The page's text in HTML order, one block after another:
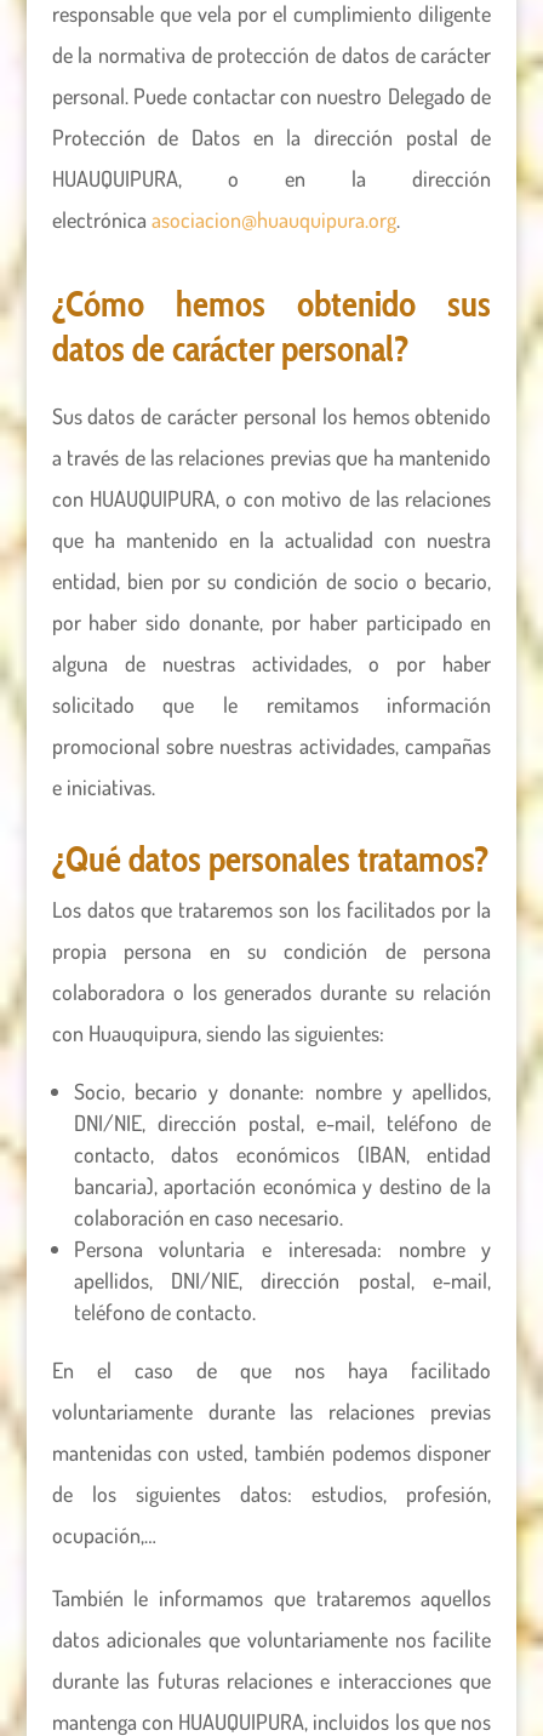
responsable que vela por el cumplimiento diligente
de la normativa de protección de datos de carácter
personal. Puede contactar con nuestro Delegado de
Protección de Datos en la dirección postal de
HUAUQUIPURA, o en la dirección
electrónica asociacion@huauquipura.org.
¿Cómo hemos obtenido sus
datos de carácter personal?
Sus datos de carácter personal los hemos obtenido
a través de las relaciones previas que ha mantenido
con HUAUQUIPURA, o con motivo de las relaciones
que ha mantenido en la actualidad con nuestra
entidad, bien por su condición de socio o becario,
por haber sido donante, por haber participado en
alguna de nuestras actividades, o por haber
solicitado que le remitamos información
promocional sobre nuestras actividades, campañas
e iniciativas.
¿Qué datos personales tratamos?
Los datos que trataremos son los facilitados por la
propia persona en su condición de persona
colaboradora o los generados durante su relación
con Huauquipura, siendo las siguientes:
Socio, becario y donante: nombre y apellidos,
DNI/NIE, dirección postal, e-mail, teléfono de
contacto, datos económicos (IBAN, entidad
bancaria), aportación económica y destino de la
colaboración en caso necesario.
Persona voluntaria e interesada: nombre y
apellidos, DNI/NIE, dirección postal, e-mail,
teléfono de contacto.
En el caso de que nos haya facilitado
voluntariamente durante las relaciones previas
mantenidas con usted, también podemos disponer
de los siguientes datos: estudios, profesión,
ocupación,…
También le informamos que trataremos aquellos
datos adicionales que voluntariamente nos facilite
durante las futuras relaciones e interacciones que
mantenga con HUAUQUIPURA, incluidos los que nos